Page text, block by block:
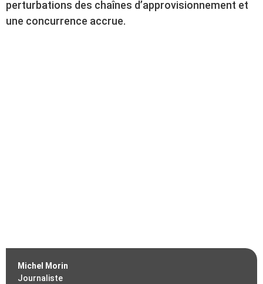
Michel Morin
Journaliste
perturbations des chaînes d’approvisionnement et
une concurrence accrue.